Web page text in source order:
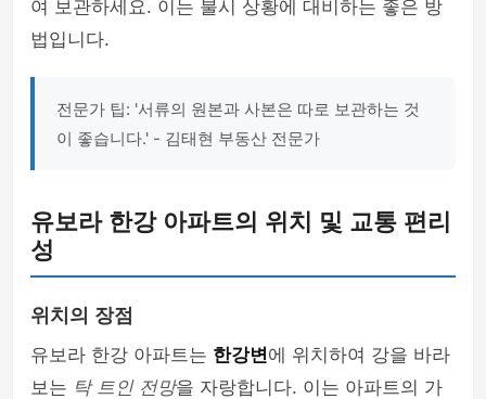
여 보관하세요. 이는 불시 상황에 대비하는 좋은 방
법입니다.
전문가 팁: '서류의 원본과 사본은 따로 보관하는 것
이 좋습니다.' - 김태현 부동산 전문가
유보라 한강 아파트의 위치 및 교통 편리
성
위치의 장점
유보라 한강 아파트는 한강변에 위치하여 강을 바라
보는 탁 트인 전망을 자랑합니다. 이는 아파트의 가